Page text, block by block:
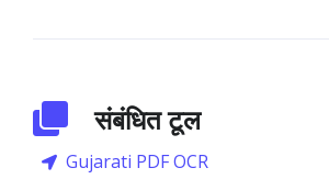
संबंधित टूल
Gujarati PDF OCR